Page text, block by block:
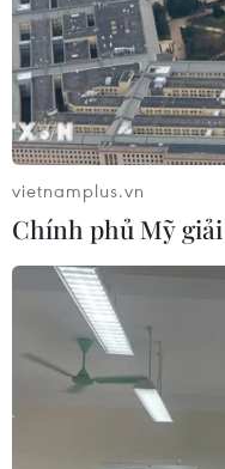
vietnamplus.vn
Chính phủ Mỹ giải